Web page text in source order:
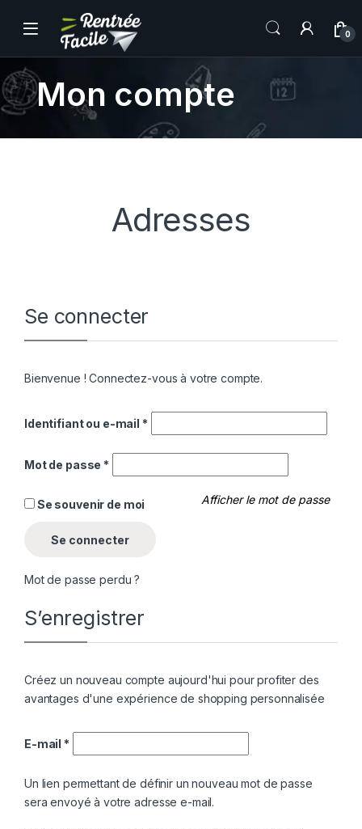
0
Mon compte
Adresses
Se connecter
Bienvenue ! Connectez-vous à votre compte.
Identifiant ou e-mail *
Mot de passe *
Afficher le mot de passe
Se souvenir de moi
Se connecter
Mot de passe perdu ?
S’enregistrer
Créez un nouveau compte aujourd'hui pour profiter des
avantages d'une expérience de shopping personnalisée
E-mail *
Un lien permettant de définir un nouveau mot de passe
sera envoyé à votre adresse e-mail.